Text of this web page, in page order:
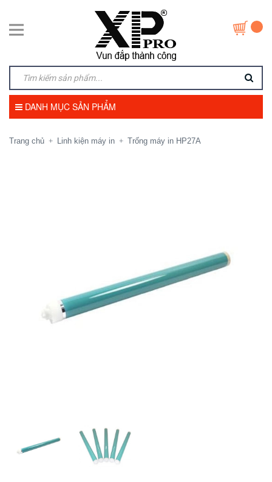
DANH MỤC SẢN PHẨM
Trang chủ + Linh kiện máy in + Trống máy in HP27A